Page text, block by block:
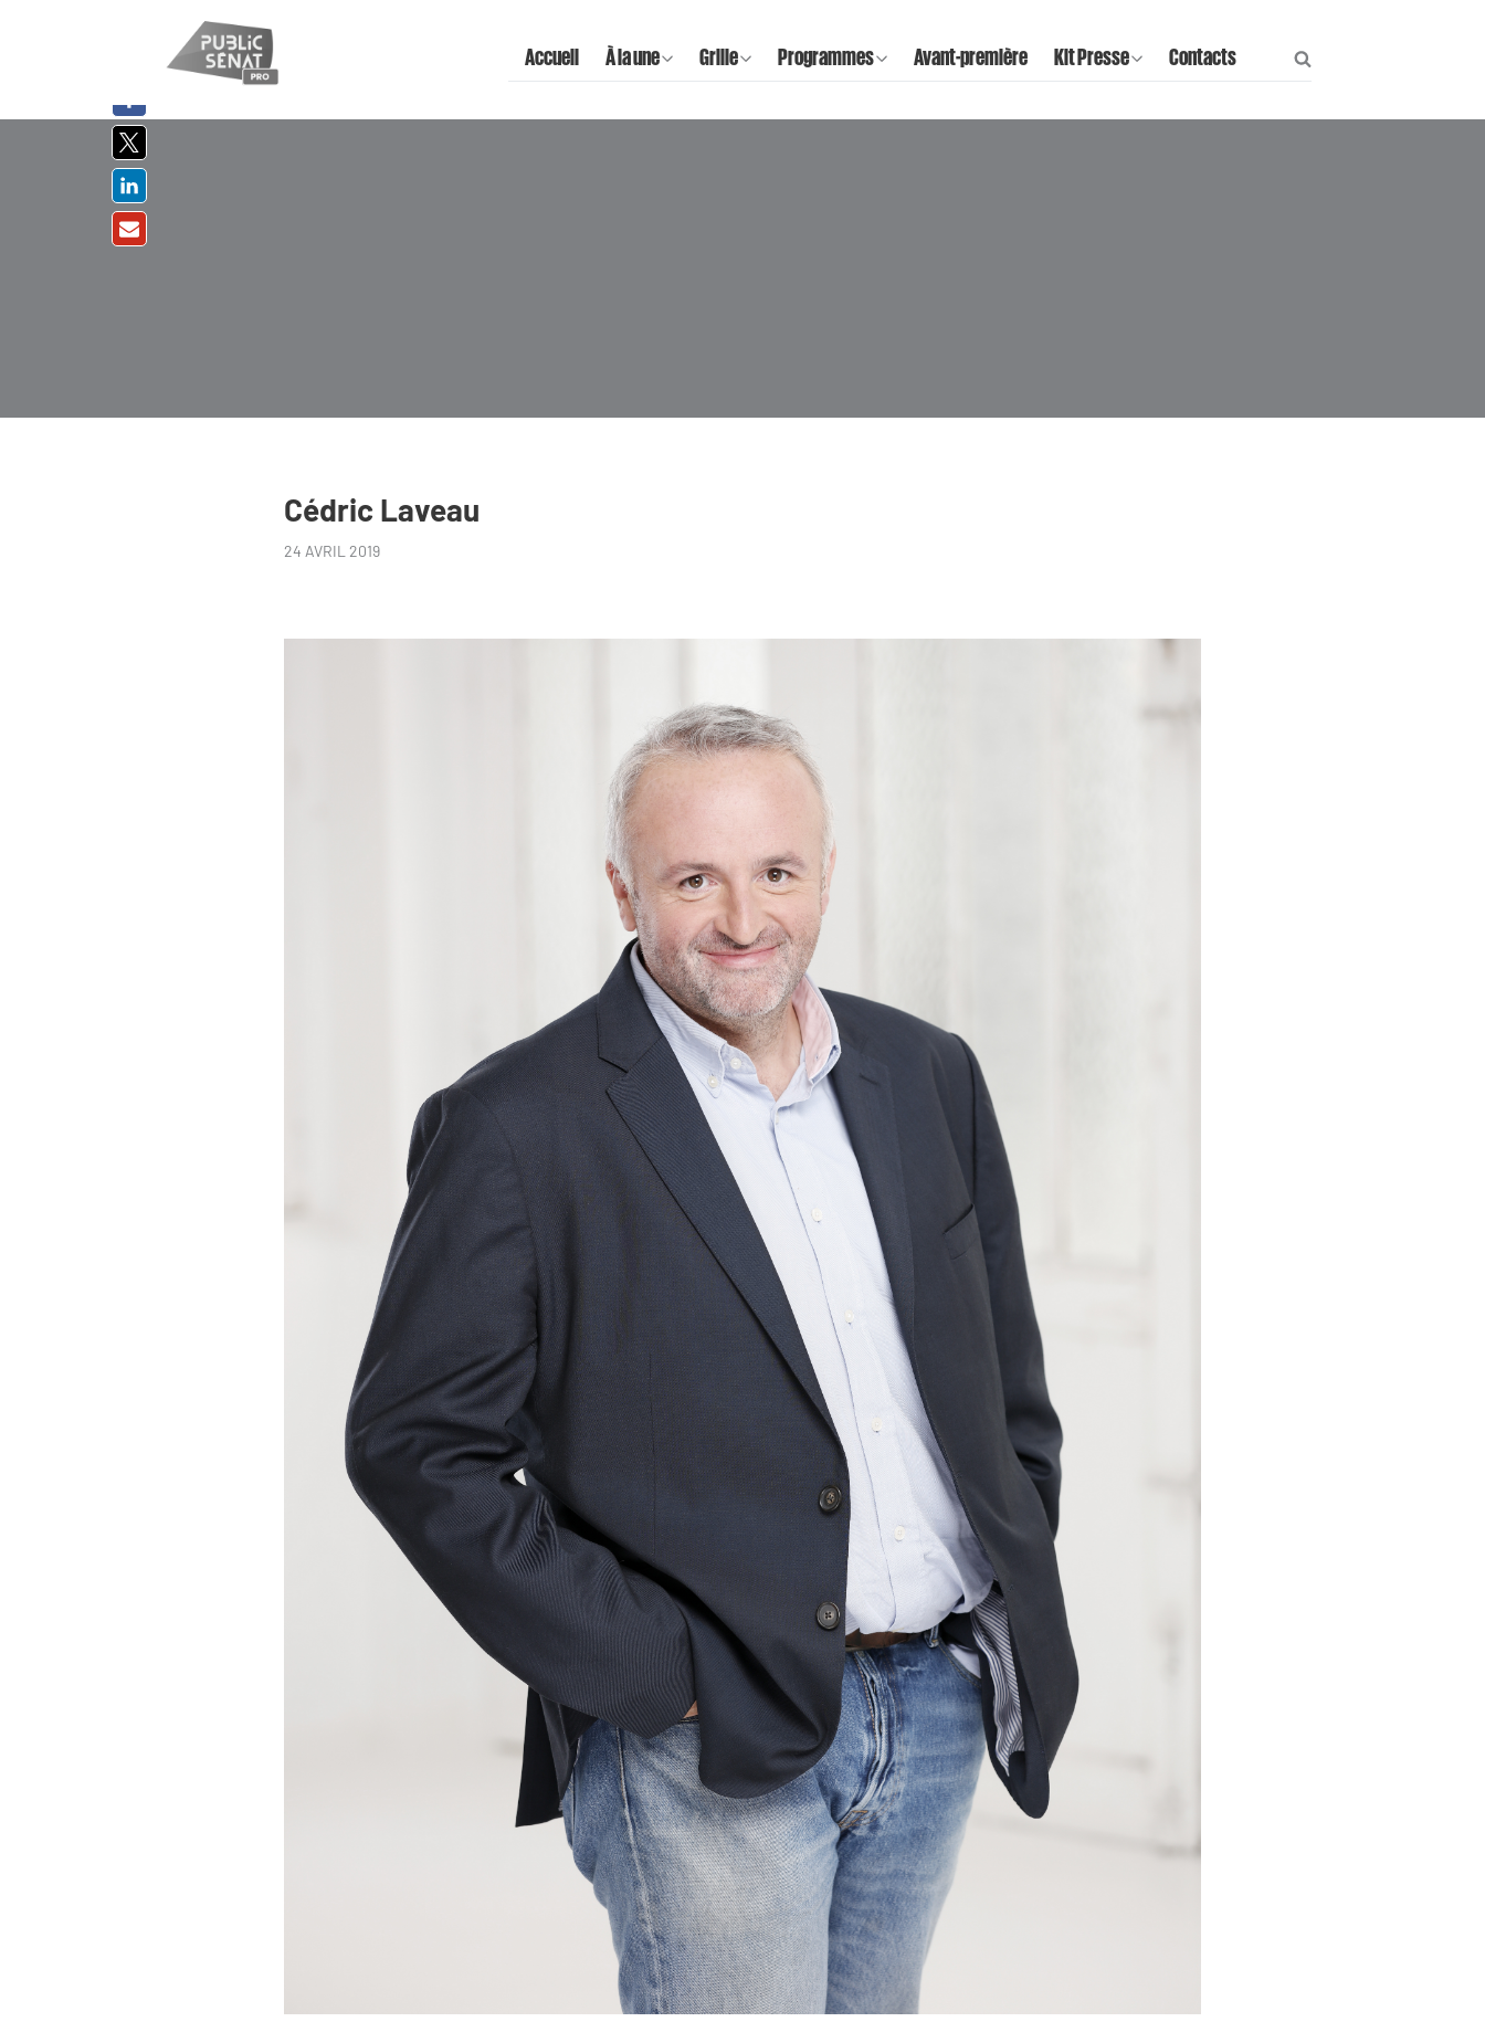
Accueil À la une Grille Programmes Avant-première Kit Presse Contacts
Cédric Laveau
24 AVRIL 2019